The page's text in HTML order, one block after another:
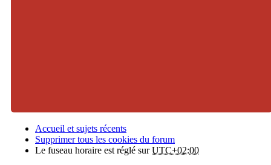
Accueil et sujets récents
Supprimer tous les cookies du forum
Le fuseau horaire est réglé surUTC+02:00